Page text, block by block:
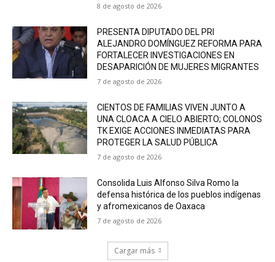
8 de agosto de 2026
PRESENTA DIPUTADO DEL PRI
ALEJANDRO DOMÍNGUEZ REFORMA PARA
FORTALECER INVESTIGACIONES EN
DESAPARICIÓN DE MUJERES MIGRANTES
7 de agosto de 2026
CIENTOS DE FAMILIAS VIVEN JUNTO A
UNA CLOACA A CIELO ABIERTO; COLONOS
TK EXIGE ACCIONES INMEDIATAS PARA
PROTEGER LA SALUD PÚBLICA
7 de agosto de 2026
Consolida Luis Alfonso Silva Romo la
defensa histórica de los pueblos indígenas
y afromexicanos de Oaxaca
7 de agosto de 2026
Cargar más